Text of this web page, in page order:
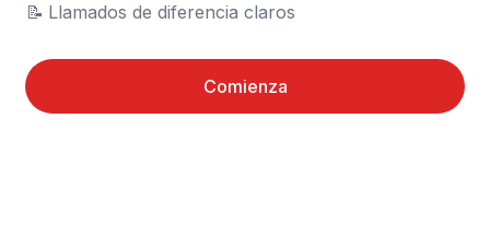
📝	Llamados de diferencia claros
Comienza